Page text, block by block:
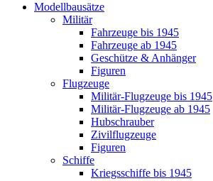
Modellbausätze
Militär
Fahrzeuge bis 1945
Fahrzeuge ab 1945
Geschütze & Anhänger
Figuren
Flugzeuge
Militär-Flugzeuge bis 1945
Militär-Flugzeuge ab 1945
Hubschrauber
Zivilflugzeuge
Figuren
Schiffe
Kriegsschiffe bis 1945